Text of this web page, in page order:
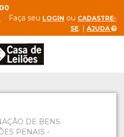
Faça seu LOGIN ou CADASTRE-
SE. | AJUDA
DE BENS
PENAIS -